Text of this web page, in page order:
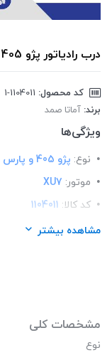
درب رادیاتور پژو 405 - سمند - پارس 1104011 اماتا صمد
کد محصول:
برند: آماتا صمد
ویژگی‌ها
نوع: پژو 405 و پارس و سمند
موتور: XU7
کد کالا: 1104011
لیست محصولات:
مشاهده بیشتر
مشخصات کلی
نوع